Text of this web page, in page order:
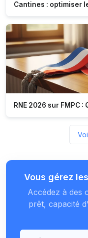
Cantines : optimiser
RNE 2026 sur FMPC
Vous gérez
Accédez à des
prêt, capacité